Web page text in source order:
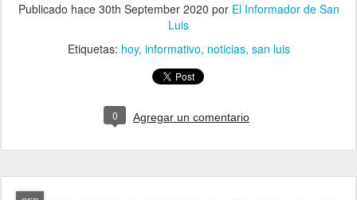
Publicado hace 30th September 2020 por El Informador de San
Luis
Etiquetas: hoy informativo noticias san luis
0 Agregar un comentario